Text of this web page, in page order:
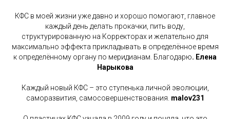
КФС в моей жизни уже давно и хорошо помогают, главное
каждый день делать прокачки, пить воду,
структурированную на Корректорах и желательно для
максимально эффекта прикладывать в определённое время
к определённому органу по меридианам. Благодарю. Елена
Нарыкова
Каждый новый КФС – это ступенька личной эволюции,
саморазвития, самосовершенствования. malov231